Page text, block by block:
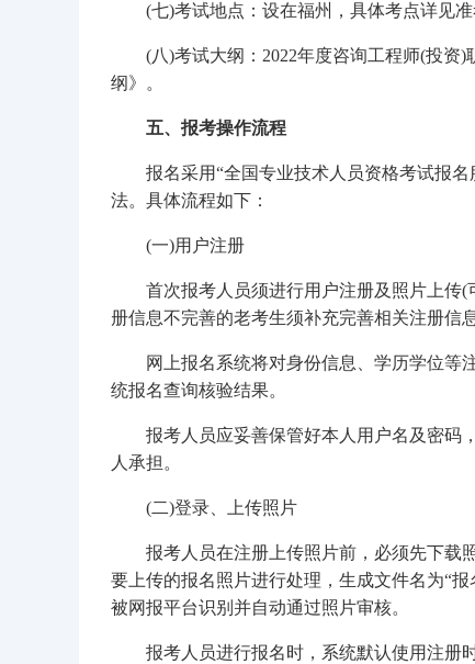
(七)考试地点：设在福州，具体考点详见准
(八)考试大纲：2022年度咨询工程师(投资)
纲》。
五、报考操作流程
报名采用“全国专业技术人员资格考试报名
法。具体流程如下：
(一)用户注册
首次报考人员须进行用户注册及照片上传(
册信息不完善的老考生须补充完善相关注册信息
网上报名系统将对身份信息、学历学位等注
统报名查询核验结果。
报考人员应妥善保管好本人用户名及密码，
人承担。
(二)登录、上传照片
报考人员在注册上传照片前，必须先下载
要上传的报名照片进行处理，生成文件名为“
被网报平台识别并自动通过照片审核。
报考人员进行报名时，系统默认使用注册时